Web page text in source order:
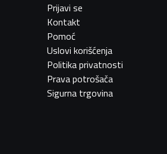
Prijavi se
Kontakt
Pomoć
Uslovi korišćenja
Politika privatnosti
Prava potrošača
Sigurna trgovina